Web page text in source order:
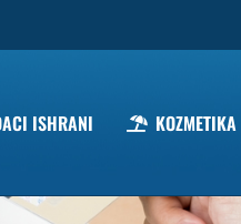
ISHRANI KOZMETIKA